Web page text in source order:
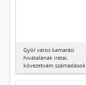
Győr város kamarási
hivatalának iratai,
kövezetvám számadások